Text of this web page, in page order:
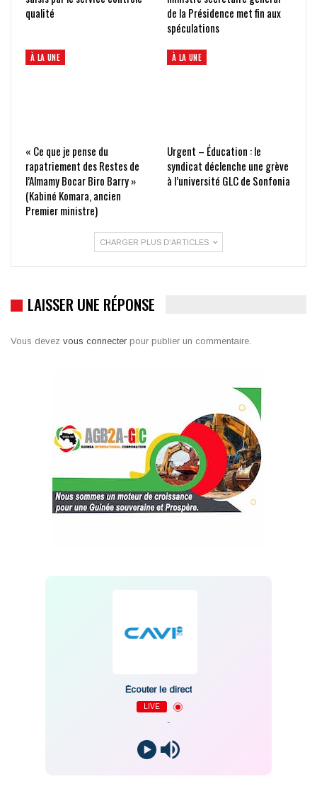
qualité
de la Présidence met fin aux
spéculations
À LA UNE
« Ce que je pense du
rapatriement des Restes de
l’Almamy Bocar Biro Barry »
(Kabiné Komara, ancien
Premier ministre)
À LA UNE
Urgent – Éducation : le
syndicat déclenche une grève
à l’université GLC de Sonfonia
CHARGER PLUS D'ARTICLES
LAISSER UNE RÉPONSE
Vous devez vous connecter pour publier un commentaire.
Écouter le direct
LIVE